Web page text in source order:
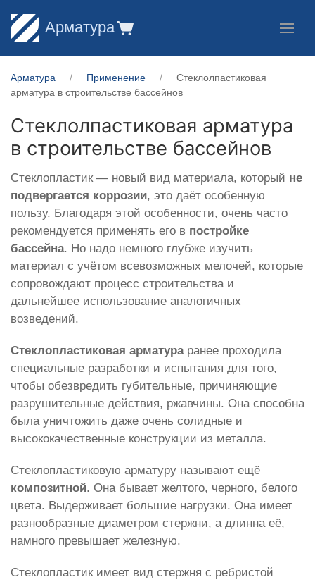
Арматура
Арматура Применение
Стеклолпастиковая
арматура в строительстве бассейнов
Стеклолпастиковая арматура
в строительстве бассейнов
Стеклопластик — новый вид материала, который не
подвергается коррозии, это даёт особенную
пользу. Благодаря этой особенности, очень часто
рекомендуется применять его в постройке
бассейна. Но надо немного глубже изучить
материал с учётом всевозможных мелочей, которые
сопровождают процесс строительства и
дальнейшее использование аналогичных
возведений.
Стеклопластиковая арматураранее проходила
специальные разработки и испытания для того,
чтобы обезвредить губительные, причиняющие
разрушительные действия, ржавчины. Она способна
была уничтожить даже очень солидные и
высококачественные конструкции из металла.
Стеклопластиковую арматуру называют ещё
композитной. Она бывает желтого, черного, белого
цвета. Выдерживает большие нагрузки. Она имеет
разнообразные диаметром стержни, а длинна её,
намного превышает железную.
Стеклопластик имеет вид стержня с ребристой